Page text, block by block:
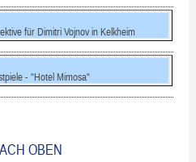
für Dimitri Vojnov in Kelkheim
- "Hotel Mimosa"
OBEN